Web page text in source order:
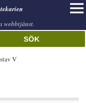
webbtjänst.
SÖK
V